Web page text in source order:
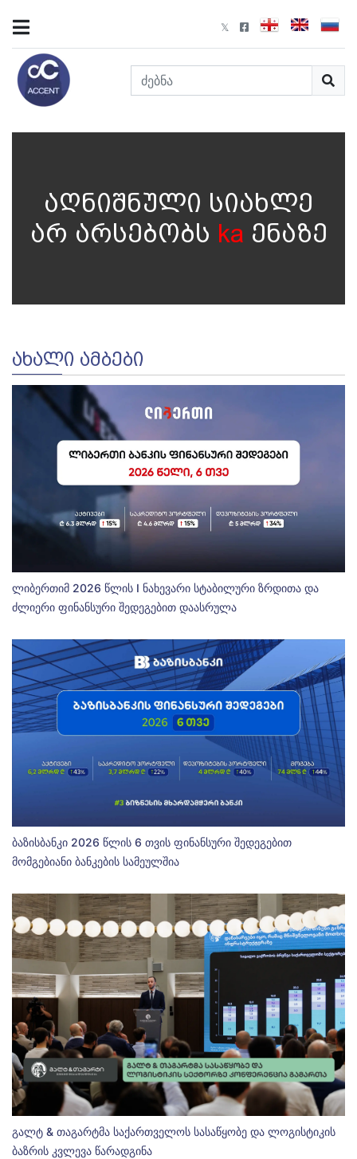
აღნიშნული სიახლე
არ არსებობს ka ენაზე
ᲐᲮᲐᲚᲘ ᲐᲛᲑᲔᲑᲘ
ლიბერთიმ 2026 წლის I ნახევარი სტაბილური ზრდითა და
ძლიერი ფინანსური შედეგებით დაასრულა
ბაზისბანკი 2026 წლის 6 თვის ფინანსური შედეგებით
მომგებიანი ბანკების სამეულშია
გალტ & თაგარტმა საქართველოს სასაწყობე და ლოგისტიკის
ბაზრის კვლევა წარადგინა